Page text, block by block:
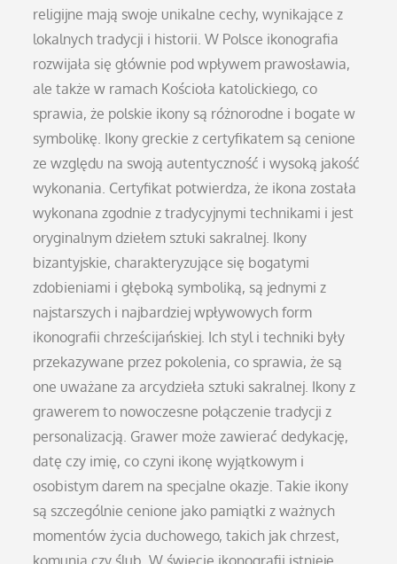
religijne mają swoje unikalne cechy, wynikające z
lokalnych tradycji i historii. W Polsce ikonografia
rozwijała się głównie pod wpływem prawosławia,
ale także w ramach Kościoła katolickiego, co
sprawia, że polskie ikony są różnorodne i bogate w
symbolikę. Ikony greckie z certyfikatem są cenione
ze względu na swoją autentyczność i wysoką jakość
wykonania. Certyfikat potwierdza, że ikona została
wykonana zgodnie z tradycyjnymi technikami i jest
oryginalnym dziełem sztuki sakralnej. Ikony
bizantyjskie, charakteryzujące się bogatymi
zdobieniami i głęboką symboliką, są jednymi z
najstarszych i najbardziej wpływowych form
ikonografii chrześcijańskiej. Ich styl i techniki były
przekazywane przez pokolenia, co sprawia, że są
one uważane za arcydzieła sztuki sakralnej. Ikony z
grawerem to nowoczesne połączenie tradycji z
personalizacją. Grawer może zawierać dedykację,
datę czy imię, co czyni ikonę wyjątkowym i
osobistym darem na specjalne okazje. Takie ikony
są szczególnie cenione jako pamiątki z ważnych
momentów życia duchowego, takich jak chrzest,